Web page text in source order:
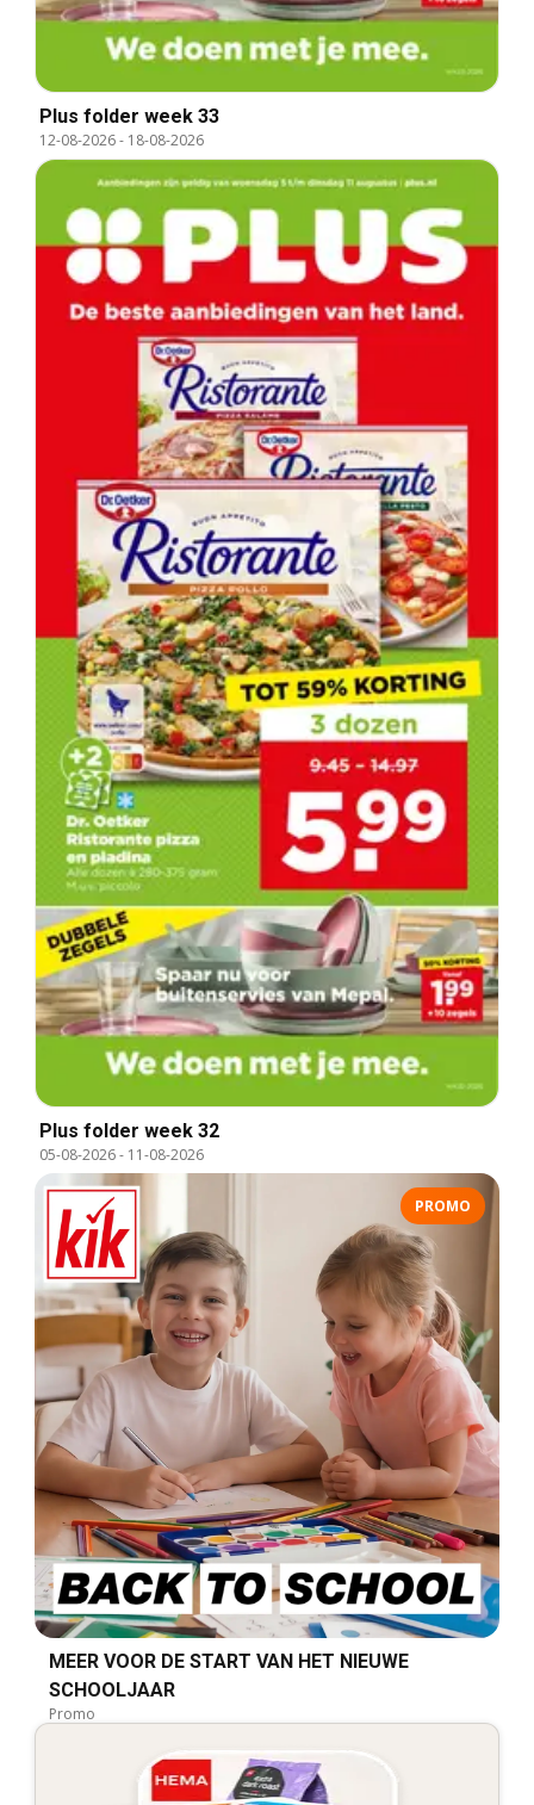
Plus folder week 33
12-08-2026- 18-08-2026
Plus folder week 32
05-08-2026- 11-08-2026
PROMO
MEER VOOR DE START VAN HET NIEUWE
SCHOOLJAAR
Promo